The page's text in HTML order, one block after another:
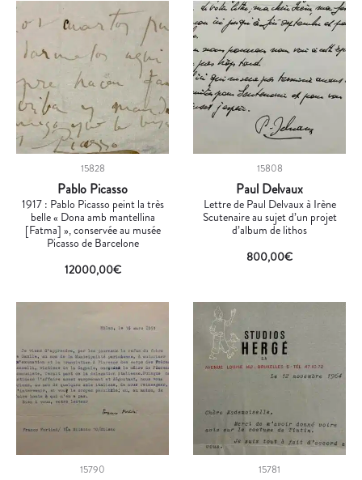
15828
Pablo Picasso
1917 : Pablo Picasso peint la très
belle « Dona amb mantellina
[Fatma] », conservée au musée
Picasso de Barcelone
12000,00€
15808
Paul Delvaux
Lettre de Paul Delvaux à Irène
Scutenaire au sujet d’un projet
d’album de lithos
800,00€
15790 15781